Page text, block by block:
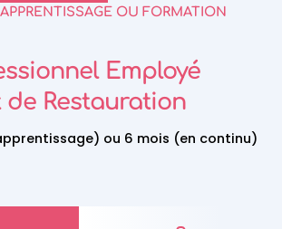
OU FORMATION
Employé
de Restauration
ou 6 mois (en continu)